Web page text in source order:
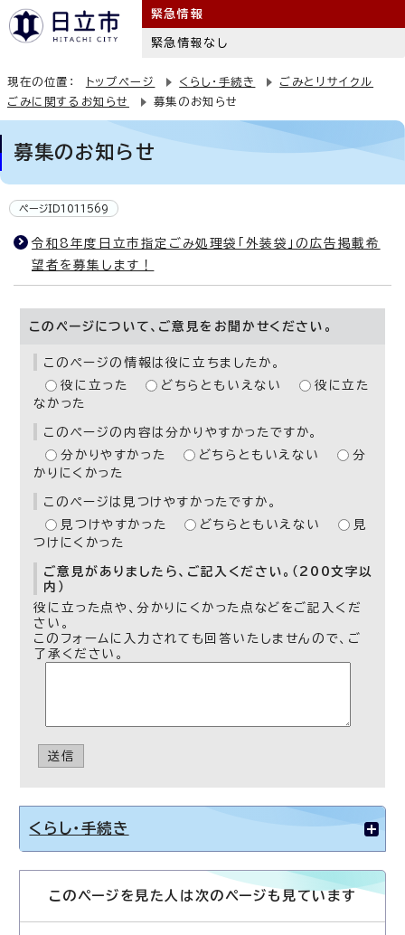
緊急情報
緊急情報なし
現在の位置： トップページ くらし・手続き
ごみとリサイクル
ごみに関するお知らせ
募集のお知らせ
募集のお知らせ
ページID1011569
令和8年度日立市指定ごみ処理袋「外装袋」の広告掲載希
望者を募集します！
このページについて、ご意見をお聞かせください。
このページの情報は役に立ちましたか。
役に立った
どちらともいえない
役に立た
なかった
このページの内容は分かりやすかったですか。
分かりやすかった
どちらともいえない
分
かりにくかった
このページは見つけやすかったですか。
見つけやすかった
どちらともいえない
見
つけにくかった
ご意見がありましたら、ご記入ください。（200文字以
内）
役に立った点や、分かりにくかった点などをご記入くだ
さい。
このフォームに入力されても回答いたしませんので、ご
了承ください。
送信
くらし・手続き
このページを見た人は次のページも見ています